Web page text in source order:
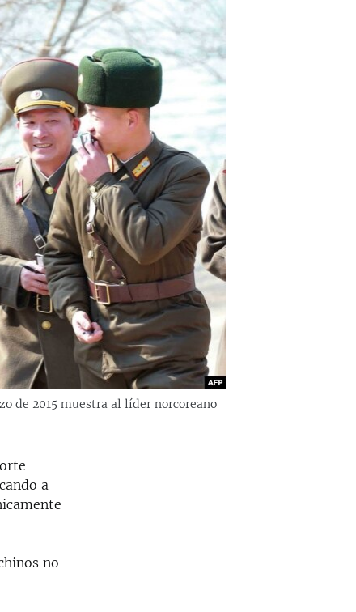
de 2015 muestra al líder norcoreano
a
no